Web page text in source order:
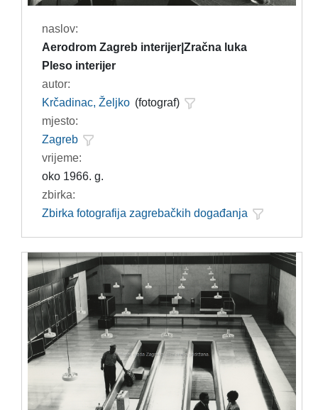
naslov:
Aerodrom Zagreb interijer|Zračna luka
Pleso interijer
autor:
Krčadinac, Željko (fotograf)
mjesto:
Zagreb
vrijeme:
oko 1966. g.
zbirka:
Zbirka fotografija zagrebačkih događanja